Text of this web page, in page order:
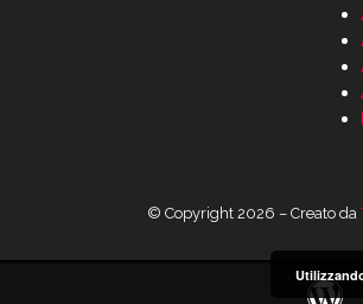
© Copyright 2026 – Creato da